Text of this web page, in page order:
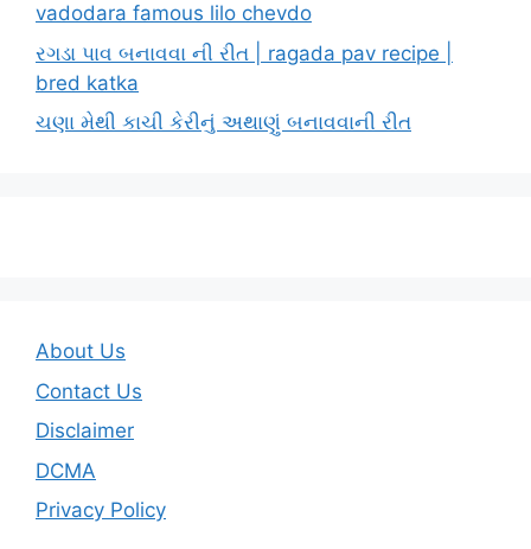
vadodara famous lilo chevdo
રગડા પાવ બનાવવા ની રીત | ragada pav recipe |
bred katka
ચણા મેથી કાચી કેરીનું અથાણું બનાવવાની રીત
About Us
Contact Us
Disclaimer
DCMA
Privacy Policy